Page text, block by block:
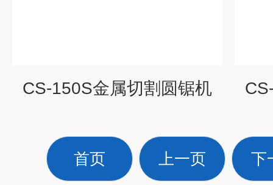
CS-150S金属切割圆锯机
首页 上一页 下